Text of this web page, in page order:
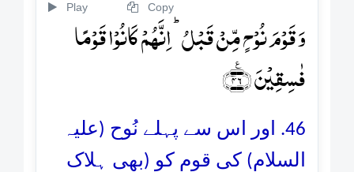
Play Copy
وَ قَوۡمَ نُوۡحٍ مِّنۡ قَبۡلُ ؕ اِنَّہُمۡ کَانُوۡا قَوۡمًا
فٰسِقِیۡنَ ﴿٪۴۶﴾
46. اور اس سے پہلے نُوح (علیہ
السلام) کی قوم کو (بھی ہلاک